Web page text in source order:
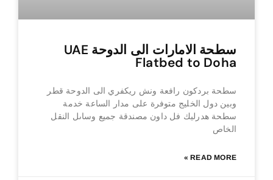
سطحة الامارات الى الدوحة UAE
Flatbed to Doha
سطحة بردكون رافعة ونش ريكفري الى الدوحة قطر
وبين دول الخليج متوفرة على مدار الساعة خدمة
سطحة هدرليك فل داون مصندقة جميع وساىل النقل
الخاص
READ MORE »